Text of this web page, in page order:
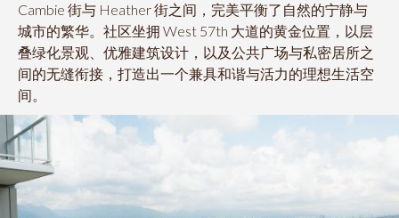
温哥华，BC省
需私人预约才能开放
线上及线下
12-6pm（周四和周五休息）
Cambie 街与 Heather 街之间，完美平衡了自然的宁静与
城市的繁华。社区坐拥 West 57th 大道的黄金位置，以层
叠绿化景观、优雅建筑设计，以及公共广场与私密居所之
间的无缝衔接，打造出一个兼具和谐与活力的理想生活空
间。